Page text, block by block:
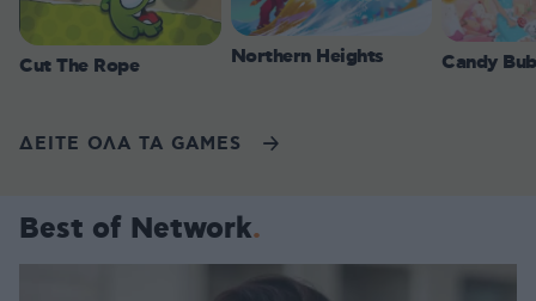
Cut The Rope Northern Heights Candy
ΔΕΙΤΕ ΟΛΑ ΤΑ GAMES
Best of Network